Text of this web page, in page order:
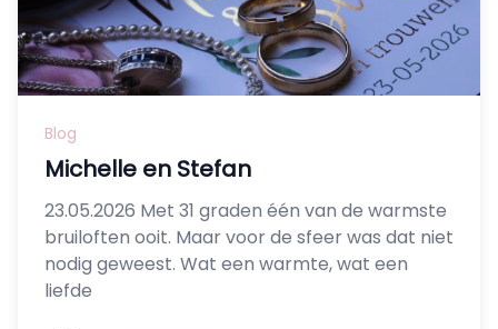
Blog
Michelle en Stefan
23.05.2026 Met 31 graden één van de warmste
bruiloften ooit. Maar voor de sfeer was dat niet
nodig geweest. Wat een warmte, wat een
liefde